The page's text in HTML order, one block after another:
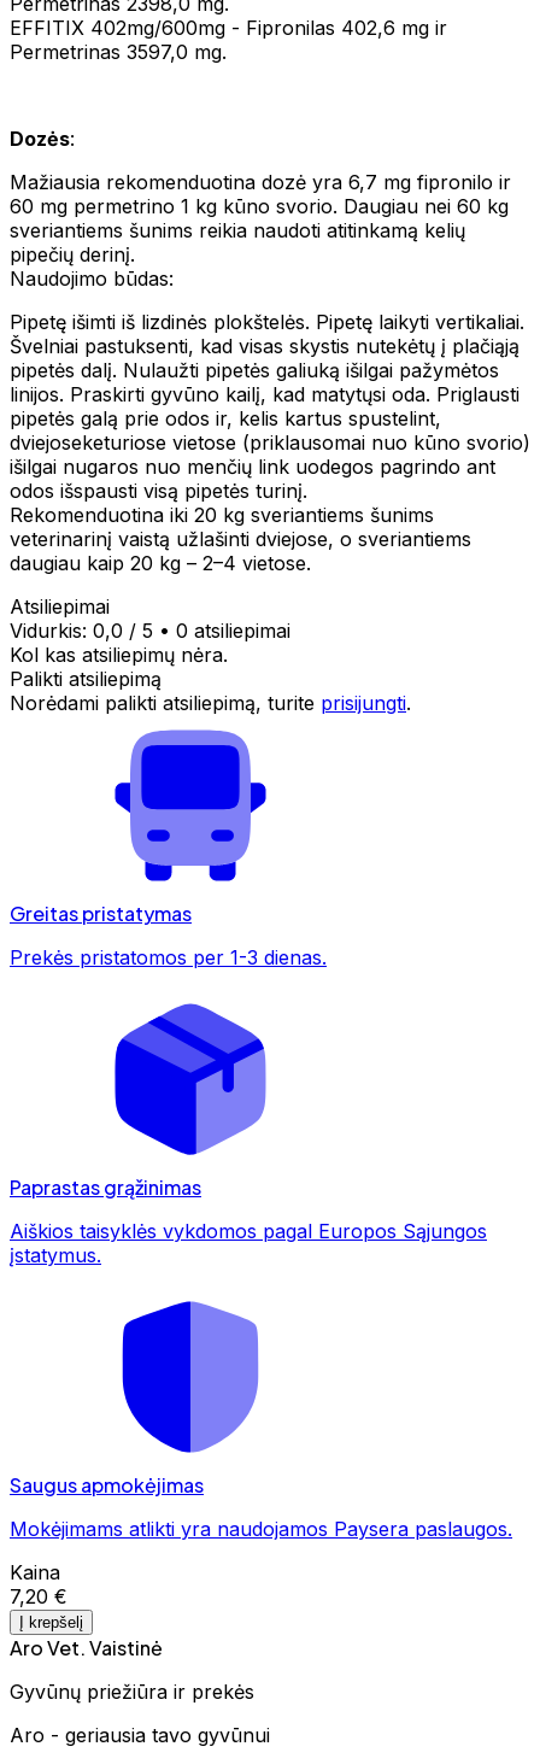
EFFITIX 402mg/600mg - Fipronilas 402,6 mg ir
Permetrinas 3597,0 mg.
Dozės:
Mažiausia rekomenduotina dozė yra 6,7 mg fipronilo ir
60 mg permetrino 1 kg kūno svorio. Daugiau nei 60 kg
sveriantiems šunims reikia naudoti atitinkamą kelių
pipečių derinį.
Naudojimo būdas:
Pipetę išimti iš lizdinės plokštelės. Pipetę laikyti vertikaliai.
Švelniai pastuksenti, kad visas skystis nutekėtų į plačiąją
pipetės dalį. Nulaužti pipetės galiuką išilgai pažymėtos
linijos. Praskirti gyvūno kailį, kad matytųsi oda. Priglausti
pipetės galą prie odos ir, kelis kartus spustelint,
dviejoseketuriose vietose (priklausomai nuo kūno svorio)
išilgai nugaros nuo menčių link uodegos pagrindo ant
odos išspausti visą pipetės turinį.
Rekomenduotina iki 20 kg sveriantiems šunims
veterinarinį vaistą užlašinti dviejose, o sveriantiems
daugiau kaip 20 kg – 2–4 vietose.
Atsiliepimai
Vidurkis: 0,0 / 5 • 0 atsiliepimai
Kol kas atsiliepimų nėra.
Palikti atsiliepimą
Norėdami palikti atsiliepimą, turite prisijungti.
Greitas pristatymas
Prekės pristatomos per 1-3 dienas.
Paprastas grąžinimas
Aiškios taisyklės vykdomos pagal Europos Sąjungos
įstatymus.
Saugus apmokėjimas
Mokėjimams atlikti yra naudojamos Paysera paslaugos.
Kaina
7,20 €
Į krepšelį
Aro Vet. Vaistinė
Gyvūnų priežiūra ir prekės
Aro - geriausia tavo gyvūnui